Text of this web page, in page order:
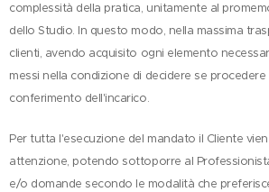
complessità della pratica, unitamente al
dello Studio. In questo modo, nella massima
clienti, avendo acquisito ogni elemento
messi nella condizione di decidere se
conferimento dell'incarico.
Per tutta l'esecuzione del mandato il Cliente
attenzione, potendo sottoporre al
e/o domande secondo le modalità che